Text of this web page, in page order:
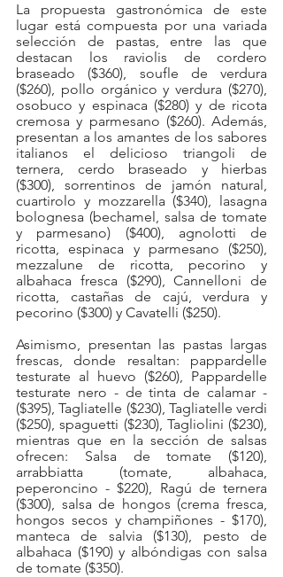
La propuesta gastronómica de este
lugar está compuesta por una variada
selección de pastas, entre las que
destacan los raviolis de cordero
braseado ($360), soufle de verdura
($260), pollo orgánico y verdura ($270),
osobuco y espinaca ($280) y de ricota
cremosa y parmesano ($260). Además,
presentan a los amantes de los sabores
italianos el delicioso triangoli de
ternera, cerdo braseado y hierbas
($300), sorrentinos de jamón natural,
cuartirolo y mozzarella ($340), lasagna
bolognesa (bechamel, salsa de tomate
y parmesano) ($400), agnolotti de
ricotta, espinaca y parmesano ($250),
mezzalune de ricotta, pecorino y
albahaca fresca ($290), Cannelloni de
ricotta, castañas de cajú, verdura y
pecorino ($300) y Cavatelli ($250).
Asimismo, presentan las pastas largas
frescas, donde resaltan: pappardelle
testurate al huevo ($260), Pappardelle
testurate nero - de tinta de calamar -
($395), Tagliatelle ($230), Tagliatelle verdi
($250), spaguetti ($230), Tagliolini ($230),
mientras que en la sección de salsas
ofrecen: Salsa de tomate ($120),
arrabbiatta (tomate, albahaca,
peperoncino - $220), Ragú de ternera
($300), salsa de hongos (crema fresca,
hongos secos y champiñones - $170),
manteca de salvia ($130), pesto de
albahaca ($190) y albóndigas con salsa
de tomate ($350).